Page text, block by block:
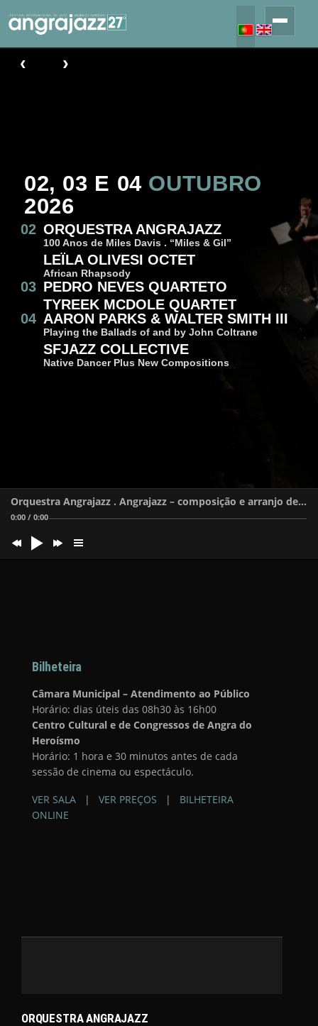
‹ ›
02, 03 E 04 OUTUBRO
2026
02 ORQUESTRA ANGRAJAZZ
100 Anos de Miles Davis . “Miles & Gil”
LEÏLA OLIVESI OCTET
African Rhapsody
03 PEDRO NEVES QUARTETO
TYREEK MCDOLE QUARTET
04 AARON PARKS & WALTER SMITH III
Playing the Ballads of and by John Coltrane
SFJAZZ COLLECTIVE
Native Dancer Plus New Compositions
Orquestra Angrajazz . Angrajazz – composição e arranjo de Pedro Moreira
0:00 / 0:00
Bilheteira
Câmara Municipal – Atendimento ao Público
Horário: dias úteis das 08h30 às 16h00
Centro Cultural e de Congressos de Angra do
Heroísmo
Horário: 1 hora e 30 minutos antes de cada
sessão de cinema ou espectáculo.
VER SALA | VER PREÇOS | BILHETEIRA
ONLINE
ORQUESTRA ANGRAJAZZ